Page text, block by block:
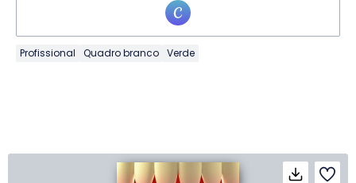
Profissional Quadro branco Verde